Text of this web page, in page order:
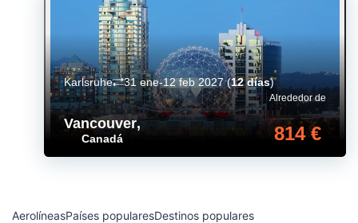
Vancouver,
Canadá
Alrededor de
814 €
Karlsruhe 31 ene-12 feb 2027(12 días)
AerolíneasPaíses popularesDestinos populares